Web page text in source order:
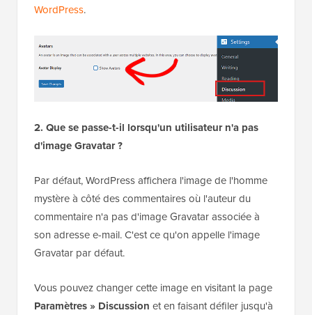
WordPress.
2. Que se passe-t-il lorsqu'un utilisateur n'a pas
d'image Gravatar ?
Par défaut, WordPress affichera l'image de l'homme
mystère à côté des commentaires où l'auteur du
commentaire n'a pas d'image Gravatar associée à
son adresse e-mail. C'est ce qu'on appelle l'image
Gravatar par défaut.
Vous pouvez changer cette image en visitant la page
Paramètres » Discussion et en faisant défiler jusqu'à